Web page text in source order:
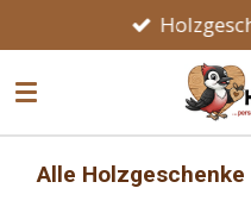
Hauptinhalt
springen
Alle